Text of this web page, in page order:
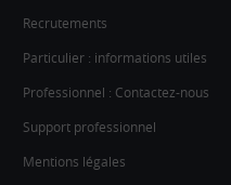
Recrutements
Particulier : informations utiles
Professionnel : Contactez-nous
Support professionnel
Mentions légales